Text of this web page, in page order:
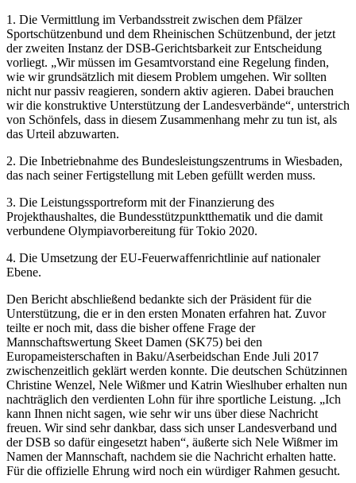
1. Die Vermittlung im Verbandsstreit zwischen dem Pfälzer
Sportschützenbund und dem Rheinischen Schützenbund, der jetzt
der zweiten Instanz der DSB-Gerichtsbarkeit zur Entscheidung
vorliegt. „Wir müssen im Gesamtvorstand eine Regelung finden,
wie wir grundsätzlich mit diesem Problem umgehen. Wir sollten
nicht nur passiv reagieren, sondern aktiv agieren. Dabei brauchen
wir die konstruktive Unterstützung der Landesverbände“, unterstrich
von Schönfels, dass in diesem Zusammenhang mehr zu tun ist, als
das Urteil abzuwarten.
2. Die Inbetriebnahme des Bundesleistungszentrums in Wiesbaden,
das nach seiner Fertigstellung mit Leben gefüllt werden muss.
3. Die Leistungssportreform mit der Finanzierung des
Projekthaushaltes, die Bundesstützpunktthematik und die damit
verbundene Olympiavorbereitung für Tokio 2020.
4. Die Umsetzung der EU-Feuerwaffenrichtlinie auf nationaler
Ebene.
Den Bericht abschließend bedankte sich der Präsident für die
Unterstützung, die er in den ersten Monaten erfahren hat. Zuvor
teilte er noch mit, dass die bisher offene Frage der
Mannschaftswertung Skeet Damen (SK75) bei den
Europameisterschaften in Baku/Aserbeidschan Ende Juli 2017
zwischenzeitlich geklärt werden konnte. Die deutschen Schützinnen
Christine Wenzel, Nele Wißmer und Katrin Wieslhuber erhalten nun
nachträglich den verdienten Lohn für ihre sportliche Leistung. „Ich
kann Ihnen nicht sagen, wie sehr wir uns über diese Nachricht
freuen. Wir sind sehr dankbar, dass sich unser Landesverband und
der DSB so dafür eingesetzt haben“, äußerte sich Nele Wißmer im
Namen der Mannschaft, nachdem sie die Nachricht erhalten hatte.
Für die offizielle Ehrung wird noch ein würdiger Rahmen gesucht.